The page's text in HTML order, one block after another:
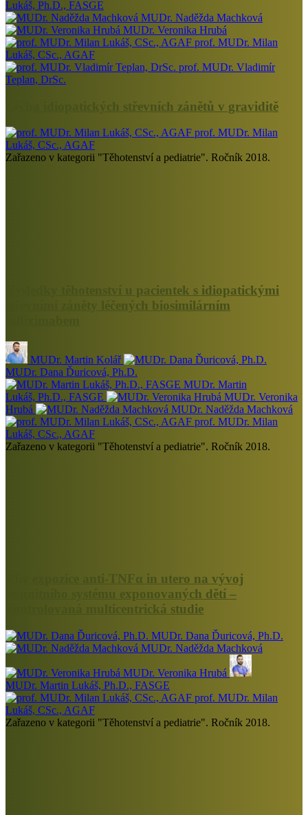
Lukáš, Ph.D., FASGE
MUDr. Naděžda Machková
MUDr. Veronika Hrubá
prof. MUDr. Milan
Lukáš, CSc., AGAF
prof. MUDr. Vladimír
Teplan, DrSc.
Léčba idiopatických střevních zánětů v graviditě
prof. MUDr. Milan
Lukáš, CSc., AGAF
Zařazeno v kategorii "Těhotenství a pediatrie". Ročník 2018.
Výsledky těhotenství u pacientek s idiopatickými
střevními záněty léčených biosimilárním
MUDr. Martin Kolář
MUDr. Dana Ďuricová, Ph.D.
MUDr. Martin
Lukáš, Ph.D., FASGE
MUDr. Veronika
Hrubá
MUDr. Naděžda Machková
prof. MUDr. Milan
Lukáš, CSc., AGAF
Zařazeno v kategorii "Těhotenství a pediatrie". Ročník 2018.
Vliv expozice anti-TNFα in utero na vývoj
imunitního systému exponovaných dětí –
kontrolovaná multicentrická studie
MUDr. Dana Ďuricová, Ph.D.
MUDr. Naděžda Machková
MUDr. Veronika Hrubá
MUDr. Martin Lukáš, Ph.D., FASGE
prof. MUDr. Milan
Lukáš, CSc., AGAF
Zařazeno v kategorii "Těhotenství a pediatrie". Ročník 2018.